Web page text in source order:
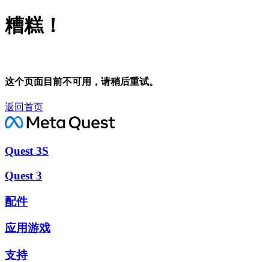
糟糕！
这个页面目前不可用，请稍后重试。
返回首页
Quest 3S
Quest 3
配件
应用游戏
支持